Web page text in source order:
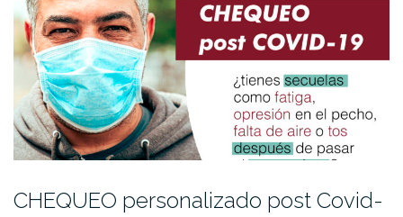
CHEQUEO personalizado post Covid-